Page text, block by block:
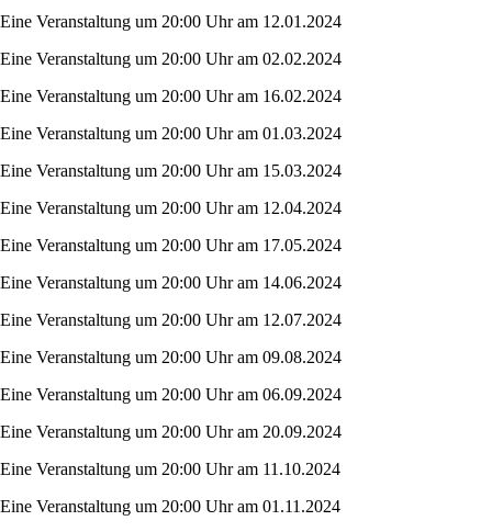
Eine Veranstaltung um 20:00 Uhr am 12.01.2024
Eine Veranstaltung um 20:00 Uhr am 02.02.2024
Eine Veranstaltung um 20:00 Uhr am 16.02.2024
Eine Veranstaltung um 20:00 Uhr am 01.03.2024
Eine Veranstaltung um 20:00 Uhr am 15.03.2024
Eine Veranstaltung um 20:00 Uhr am 12.04.2024
Eine Veranstaltung um 20:00 Uhr am 17.05.2024
Eine Veranstaltung um 20:00 Uhr am 14.06.2024
Eine Veranstaltung um 20:00 Uhr am 12.07.2024
Eine Veranstaltung um 20:00 Uhr am 09.08.2024
Eine Veranstaltung um 20:00 Uhr am 06.09.2024
Eine Veranstaltung um 20:00 Uhr am 20.09.2024
Eine Veranstaltung um 20:00 Uhr am 11.10.2024
Eine Veranstaltung um 20:00 Uhr am 01.11.2024